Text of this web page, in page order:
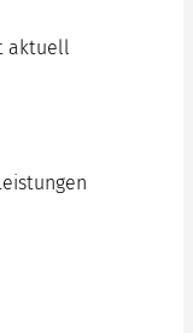
aktuell